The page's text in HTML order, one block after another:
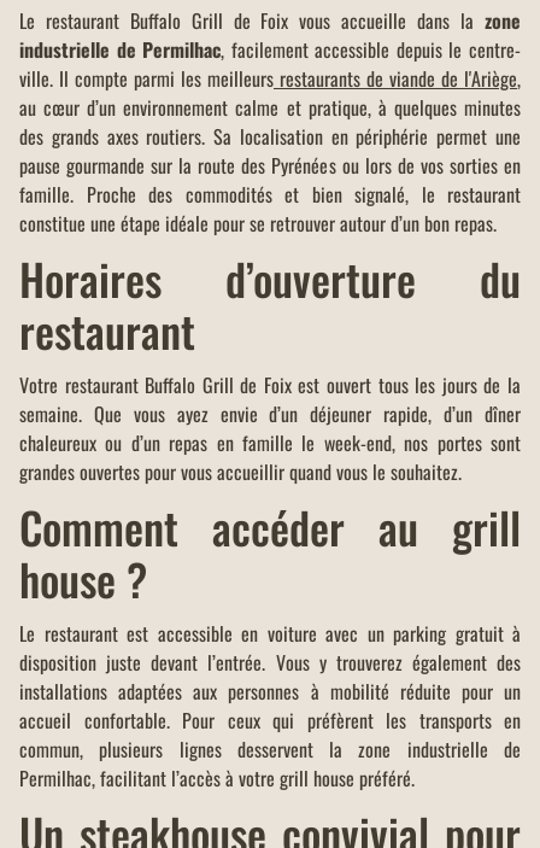
Le restaurant Buffalo Grill de Foix vous accueille dans la zone
industrielle de Permilhac, facilement accessible depuis le centre-
ville. Il compte parmi les meilleurs restaurants de viande de l'Ariège,
au cœur d’un environnement calme et pratique, à quelques minutes
des grands axes routiers. Sa localisation en périphérie permet une
pause gourmande sur la route des Pyrénées ou lors de vos sorties en
famille. Proche des commodités et bien signalé, le restaurant
constitue une étape idéale pour se retrouver autour d’un bon repas.
Horaires d’ouverture du
restaurant
Votre restaurant Buffalo Grill de Foix est ouvert tous les jours de la
semaine. Que vous ayez envie d’un déjeuner rapide, d’un dîner
chaleureux ou d’un repas en famille le week-end, nos portes sont
grandes ouvertes pour vous accueillir quand vous le souhaitez.
Comment accéder au grill
house ?
Le restaurant est accessible en voiture avec un parking gratuit à
disposition juste devant l’entrée. Vous y trouverez également des
installations adaptées aux personnes à mobilité réduite pour un
accueil confortable. Pour ceux qui préfèrent les transports en
commun, plusieurs lignes desservent la zone industrielle de
Permilhac, facilitant l’accès à votre grill house préféré.
Un steakhouse convivial pour